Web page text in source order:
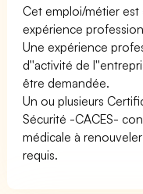
Cet emploi/métier est
expérience
Une expérience
d''activité de
être demandée.
Un ou plusieurs
Sécurité -CACES-
médicale à
requis.